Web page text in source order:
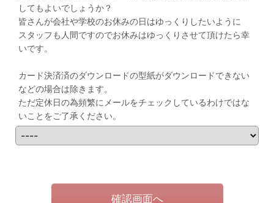
してもよいでしょうか？
皆さんが会社や学校のお休みの日はゆっくりしたいように
スタッフも人間ですのでお休みはゆっくりさせて頂けたら幸
いです。
カード決済済のダウンロードの型紙がダウンロードできない
などの場合は除きます。
ただ定休日の為頻繁にメールをチェックしているわけではな
いことをご了承ください。
確認画面へ